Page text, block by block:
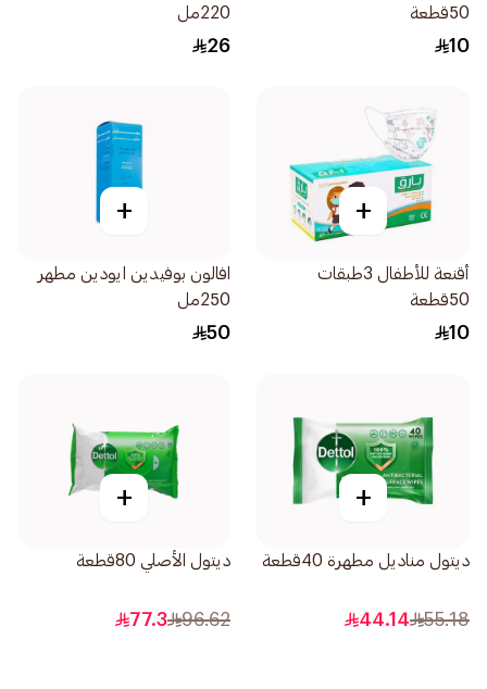
50قطعة
10
220مل
26
+
أقنعة للأطفال 3طبقات
50قطعة
10
+
افالون بوفيدين ايودين مطهر
250مل
50
+
ديتول مناديل مطهرة 40قطعة
55.18
44.14
+
ديتول الأصلي 80قطعة
96.62
77.3